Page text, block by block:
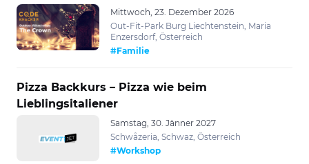
Mittwoch, 23. Dezember 2026
Out-Fit-Park Burg Liechtenstein, Maria
Enzersdorf, Österreich
#Familie
Pizza Backkurs – Pizza wie beim
Lieblingsitaliener
Samstag, 30. Jänner 2027
Schwåzeria, Schwaz, Österreich
#Workshop